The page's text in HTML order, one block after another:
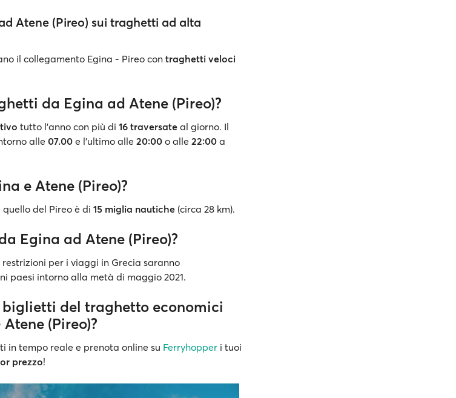
Atene (Pireo) sui traghetti ad alta
il collegamento Egina - Pireo contraghetti veloci
da Egina ad Atene (Pireo)?
tutto l'anno con più di 16 traversate al giorno. Il
alle 07.00 e l'ultimo alle 20:00 o alle 22:00 a
e Atene (Pireo)?
del Pireo è di 15 miglia nautiche (circa 28 km).
Egina ad Atene (Pireo)?
per i viaggi in Grecia saranno
paesi intorno alla metà di maggio 2021.
biglietti del traghetto economici
(Pireo)?
tempo reale e prenota online su Ferryhopper i tuoi
prezzo!